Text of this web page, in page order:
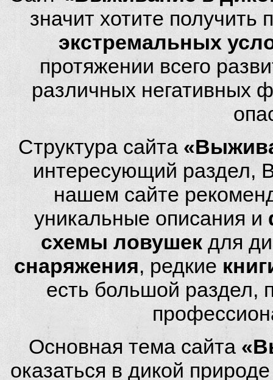
значит хотите
экстремальных
протяжении всего
различных негативных
Структура сайта
интересующий раздел,
нашем сайте
уникальные описания и
схемы ловушек для
снаряжения, редкие
есть большой
Основная тема сайта
оказаться в дикой